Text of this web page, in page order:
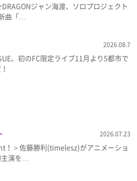
ジャン海渡、ソロプロジェクト
曲「…
2026.08.7
、初のFC限定ライブ11月より5都市で
2026.07.23
！＞佐藤勝利(timelesz)がアニメーショ
主演を…